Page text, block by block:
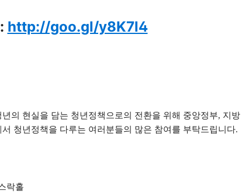
http://goo.gl/y8K7l4
의 현실을 담는 청년정책으로의 전환을 위해 중앙정부, 지방
청년정책을 다루는 여러분들의 많은 참여를 부탁드립니다.
락홀